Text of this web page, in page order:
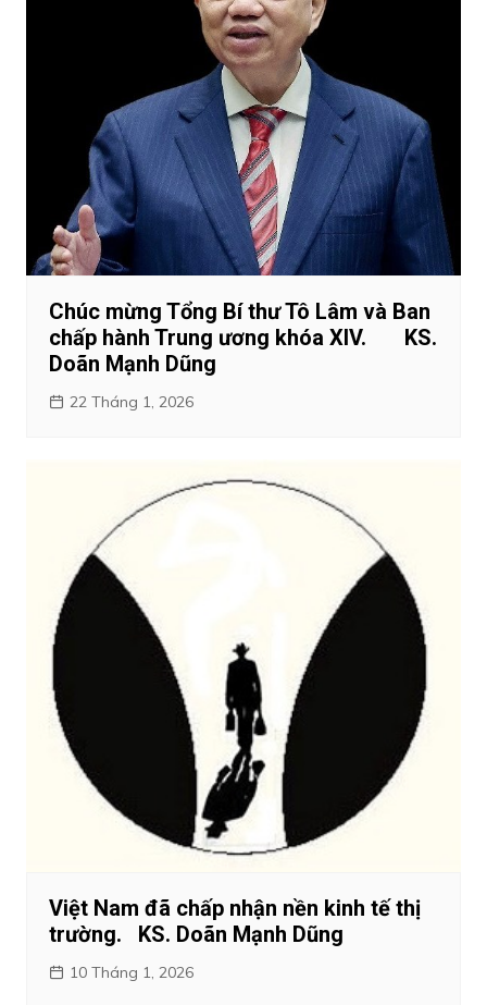
Chúc mừng Tổng Bí thư Tô Lâm và Ban
chấp hành Trung ương khóa XIV. KS.
Doãn Mạnh Dũng
22 Tháng 1, 2026
Việt Nam đã chấp nhận nền kinh tế thị
trường. KS. Doãn Mạnh Dũng
10 Tháng 1, 2026